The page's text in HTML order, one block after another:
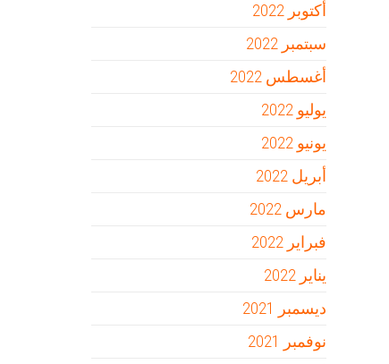
أكتوبر 2022
سبتمبر 2022
أغسطس 2022
يوليو 2022
يونيو 2022
أبريل 2022
مارس 2022
فبراير 2022
يناير 2022
ديسمبر 2021
نوفمبر 2021